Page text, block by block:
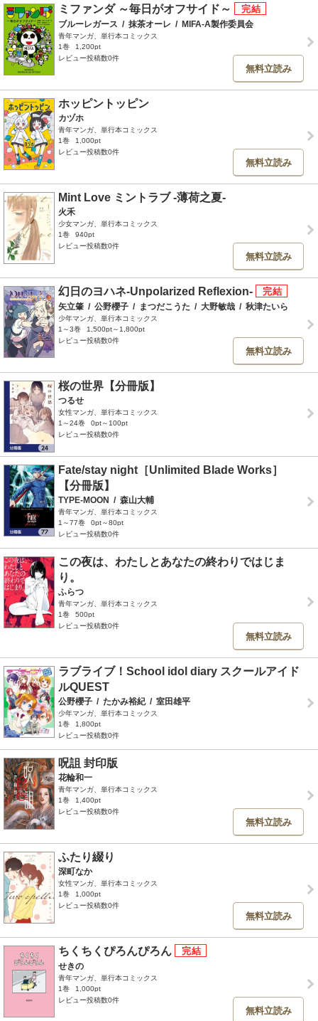
ミファンダ ～毎日がオフサイド～
ブルーレガース / 抹茶オーレ / MIFA-A製作委員会
青年マンガ、単行本コミックス
1巻
1,200pt
レビュー投稿数0件
無料立読み
ホッピントッピン
カヅホ
青年マンガ、単行本コミックス
1巻
1,000pt
レビュー投稿数0件
無料立読み
Mint Love ミントラブ ‐薄荷之夏‐
火禾
少女マンガ、単行本コミックス
1巻
940pt
レビュー投稿数0件
無料立読み
幻日のヨハネ-Unpolarized Reflexion-
矢立肇 / 公野櫻子 / まつだこうた / 大野敏哉 / 秋津たいら
少年マンガ、単行本コミックス
1～3巻
1,500pt～1,800pt
レビュー投稿数0件
無料立読み
桜の世界【分冊版】
つるせ
女性マンガ、単行本コミックス
1～24巻
0pt～100pt
レビュー投稿数0件
Fate/stay night［Unlimited Blade Works］
【分冊版】
TYPE-MOON / 森山大輔
青年マンガ、単行本コミックス
1～77巻
0pt～80pt
レビュー投稿数0件
この夜は、わたしとあなたの終わりではじま
り。
ふらつ
青年マンガ、単行本コミックス
1巻
500pt
レビュー投稿数0件
無料立読み
ラブライブ！School idol diary スクールアイド
ルQUEST
公野櫻子 / たかみ裕紀 / 室田雄平
少年マンガ、単行本コミックス
1巻
1,800pt
レビュー投稿数0件
呪詛 封印版
花輪和一
青年マンガ、単行本コミックス
1巻
1,400pt
レビュー投稿数0件
無料立読み
ふたり綴り
深町なか
女性マンガ、単行本コミックス
1巻
1,000pt
レビュー投稿数0件
無料立読み
ちくちくぴろんぴろん
せきの
青年マンガ、単行本コミックス
1巻
1,000pt
レビュー投稿数0件
無料立読み